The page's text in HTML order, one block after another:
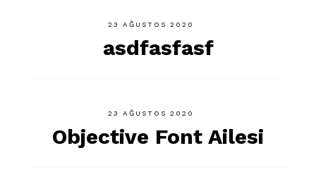
23 AĞUSTOS 2020
asdfasfasf
23 AĞUSTOS 2020
Objective Font Ailesi